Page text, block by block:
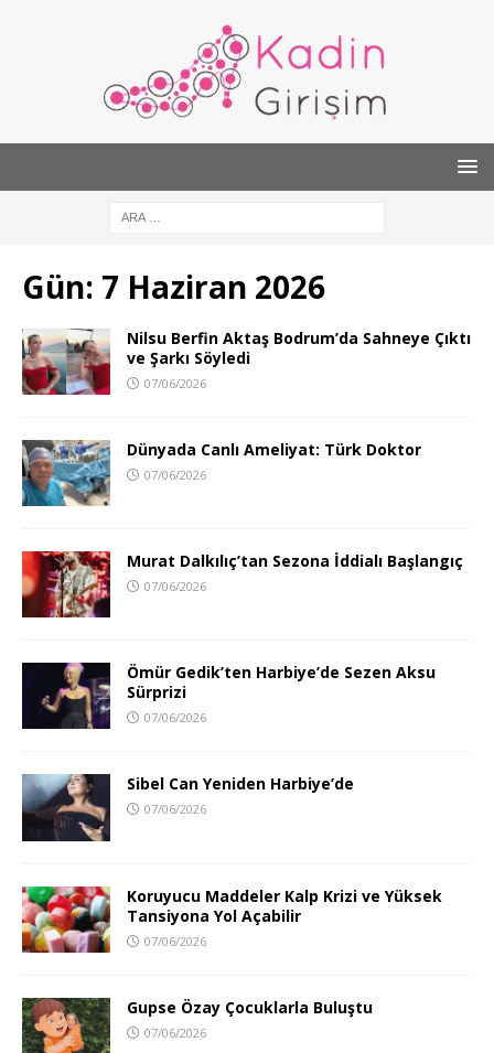
Gün: 7 Haziran 2026
Nilsu Berfin Aktaş Bodrum’da Sahneye Çıktı
ve Şarkı Söyledi
07/06/2026
Dünyada Canlı Ameliyat: Türk Doktor
07/06/2026
Murat Dalkılıç’tan Sezona İddialı Başlangıç
07/06/2026
Ömür Gedik’ten Harbiye’de Sezen Aksu
Sürprizi
07/06/2026
Sibel Can Yeniden Harbiye’de
07/06/2026
Koruyucu Maddeler Kalp Krizi ve Yüksek
Tansiyona Yol Açabilir
07/06/2026
Gupse Özay Çocuklarla Buluştu
07/06/2026